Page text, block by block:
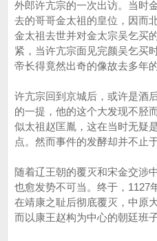
外郎许亢宗的一次出访。当时
去的哥哥金太祖的皇位，因而
金太祖去世并对金太宗吴乞买
紧，当许亢宗面见完颜吴乞
帝长得竟然出奇的像故去多年
许亢宗回到京城后，或许是酒
的一提，他的这个大发现不胫
似太祖赵匡胤，这在当时无疑
点。然而事件的发酵却并不止于
随着辽王朝的覆灭和宋金交涉
也愈发势不可当。终于，1127
在靖康之耻后彻底覆灭，中原
而以康王赵构为中心的朝廷班